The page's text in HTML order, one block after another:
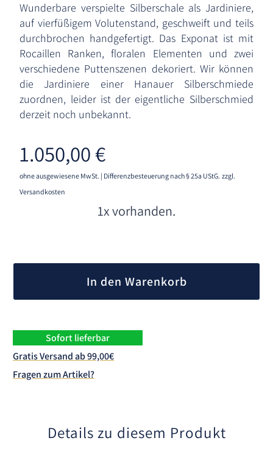
Wunderbare verspielte Silberschale als Jardiniere,
auf vierfüßigem Volutenstand, geschweift und teils
durchbrochen handgefertigt. Das Exponat ist mit
Rocaillen Ranken, floralen Elementen und zwei
verschiedene Puttenszenen dekoriert. Wir können
die Jardiniere einer Hanauer Silberschmiede
zuordnen, leider ist der eigentliche Silberschmied
derzeit noch unbekannt.
1.050,00€
ohne ausgewiesene MwSt. | Differenzbesteuerung nach § 25a UStG. zzgl.
Versandkosten
1x vorhanden.
In den Warenkorb
Sofort lieferbar
Gratis Versand ab 99,00€
Fragen zum Artikel?
Details zu diesem Produkt